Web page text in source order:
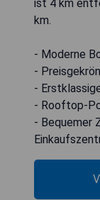
ist 4 km
km.
- Moderne
-
-
- Rooftop-
- Bequemer